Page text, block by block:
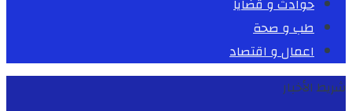
حوادث و قضايا
طب و صحة
اعمال و اقتصاد
شريط الأخبار